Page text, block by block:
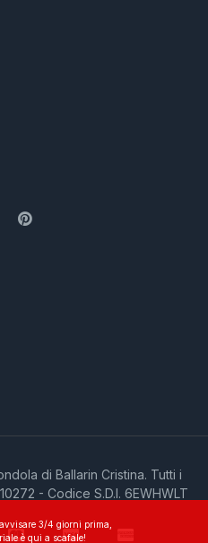
Pinterest
di Ballarin Cristina. Tutti i
- Codice S.D.I. 6EWHWLT
3/4 giorni prima,
è qui a scafale!